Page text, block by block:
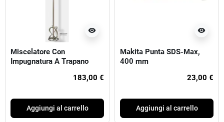
visibility
Miscelatore Con
Impugnatura A Trapano
183,00 €
Aggiungi al carrello
visibility
Makita Punta SDS-Max,
400 mm
23,00 €
Aggiungi al carrello